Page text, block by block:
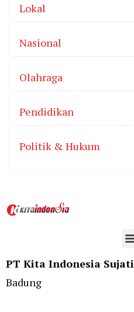
Lokal
Nasional
Olahraga
Pendidikan
Politik & Hukum
PT Kita Indonesia Sujati
Badung